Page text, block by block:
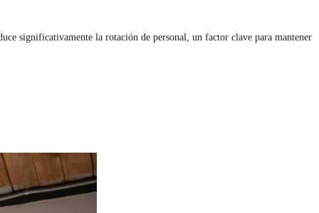
significativamente la rotación de personal, un factor clave para mantener